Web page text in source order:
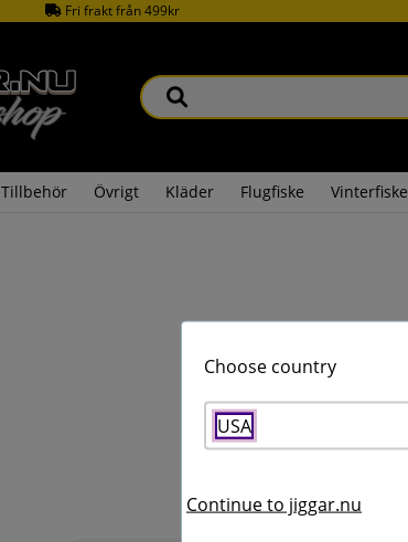
Fri frakt från 499kr
Tillbehör Övrigt Kläder Flugfiske Vinterfiske
Choose country
USA
Continue to jiggar.nu